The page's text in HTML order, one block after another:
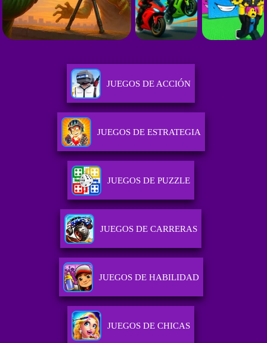
JUEGOS DE ACCIÓN
JUEGOS DE ESTRATEGIA
JUEGOS DE PUZZLE
JUEGOS DE CARRERAS
JUEGOS DE HABILIDAD
JUEGOS DE CHICAS